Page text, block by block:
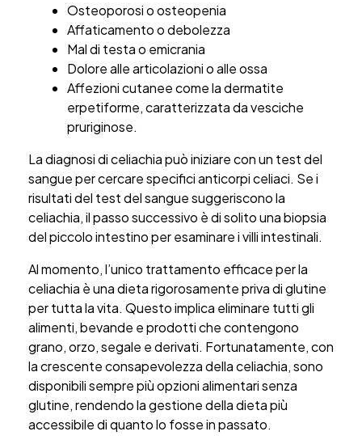
Osteoporosi o osteopenia
Affaticamento o debolezza
Mal di testa o emicrania
Dolore alle articolazioni o alle ossa
Affezioni cutanee come la dermatite
erpetiforme, caratterizzata da vesciche
pruriginose.
La diagnosi di celiachia può iniziare con un test del
sangue per cercare specifici anticorpi celiaci. Se i
risultati del test del sangue suggeriscono la
celiachia, il passo successivo è di solito una biopsia
del piccolo intestino per esaminare i villi intestinali.
Al momento, l’unico trattamento efficace per la
celiachia è una dieta rigorosamente priva di glutine
per tutta la vita. Questo implica eliminare tutti gli
alimenti, bevande e prodotti che contengono
grano, orzo, segale e derivati. Fortunatamente, con
la crescente consapevolezza della celiachia, sono
disponibili sempre più opzioni alimentari senza
glutine, rendendo la gestione della dieta più
accessibile di quanto lo fosse in passato.